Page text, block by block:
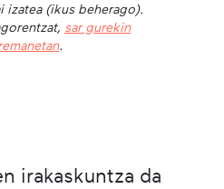
izatea (ikus beherago).
sar gurekin
.
irakaskuntza da